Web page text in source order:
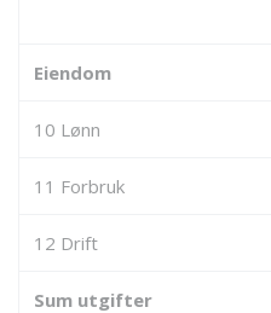
Eiendom
10 Lønn
11 Forbruk
12 Drift
Sum utgifter